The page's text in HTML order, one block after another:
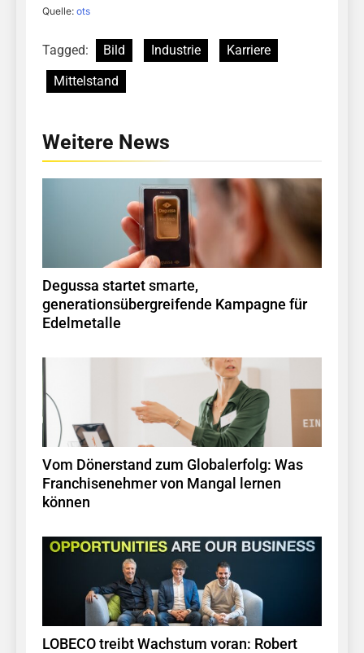
Quelle: ots
Tagged: Bild Industrie
Karriere
Mittelstand
Weitere News
Degussa startet smarte,
generationsübergreifende Kampagne für
Edelmetalle
Vom Dönerstand zum Globalerfolg: Was
Franchisenehmer von Mangal lernen
können
LOBECO treibt Wachstum voran: Robert